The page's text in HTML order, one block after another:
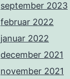
september 2023
februar 2022
januar 2022
december 2021
november 2021